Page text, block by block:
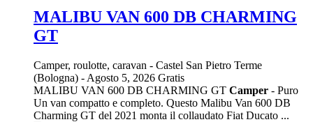
MALIBU VAN 600 DB CHARMING
GT
Camper, roulotte, caravan - Castel San Pietro Terme
(Bologna) - Agosto 5, 2026 Gratis
MALIBU VAN 600 DB CHARMING GT Camper - Puro
Un van compatto e completo. Questo Malibu Van 600 DB
Charming GT del 2021 monta il collaudato Fiat Ducato ...